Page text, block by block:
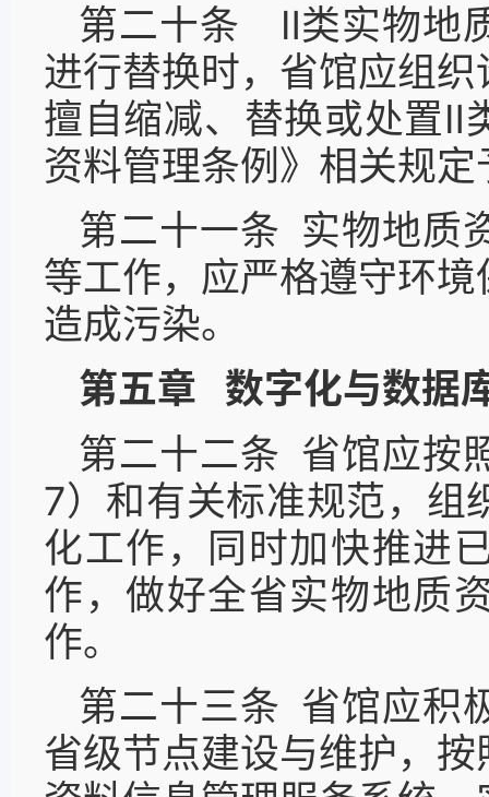
第二十条 Ⅱ类实物地
进行替换时，省馆应组
擅自缩减、替换或处置Ⅱ
资料管理条例》相关规
第二十一条 实物地质
等工作，应严格遵守环
造成污染。
第五章 数字化与数据
第二十二条 省馆应按
7）和有关标准规范，组
化工作，同时加快推进
作，做好全省实物地质
作。
第二十三条 省馆应积
省级节点建设与维护，